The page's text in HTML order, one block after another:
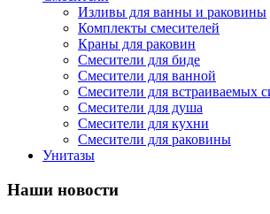
Изливы для ванны и раковины
Комплекты смесителей
Краны для раковин
Смесители для биде
Смесители для ванной
Смесители для встраиваемых
Смесители для душа
Смесители для кухни
Смесители для раковины
Унитазы
Наши новости